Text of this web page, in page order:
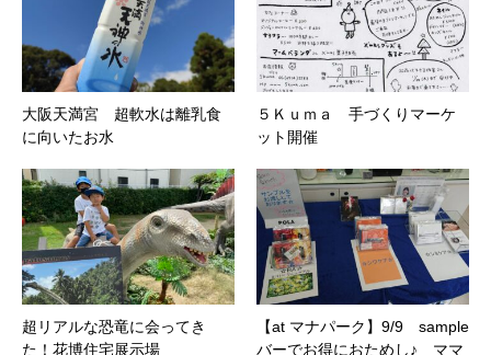
大阪天満宮 超軟水は離乳食
に向いたお水
５Ｋｕｍａ 手づくりマーケ
ット開催
超リアルな恐竜に会ってき
た！花博住宅展示場
【at マナパーク】9/9 sample
バーでお得におためし♪ ママ